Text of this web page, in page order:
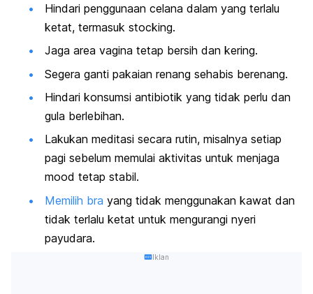
Hindari penggunaan celana dalam yang terlalu
ketat, termasuk stocking.
Jaga area vagina tetap bersih dan kering.
Segera ganti pakaian renang sehabis berenang.
Hindari konsumsi antibiotik yang tidak perlu dan
gula berlebihan.
Lakukan meditasi secara rutin, misalnya setiap
pagi sebelum memulai aktivitas untuk menjaga
mood tetap stabil.
Memilih bra yang tidak menggunakan kawat dan
tidak terlalu ketat untuk mengurangi nyeri
payudara.
Iklan